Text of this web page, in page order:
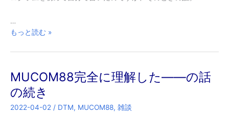
VSYNC
…
車
の
発
明
的
な
もっと読む »
MUCOM88完全に理解した――の話
の続き
2022-04-02 / DTM, MUCOM88, 雑談